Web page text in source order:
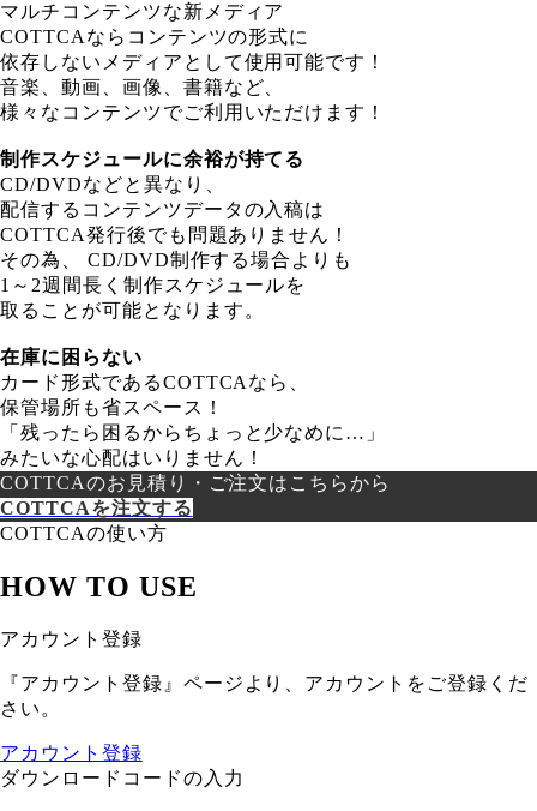
マルチコンテンツな新メディア
COTTCAならコンテンツの形式に
依存しないメディアとして使用可能です！
音楽、動画、画像、書籍など、
様々なコンテンツでご利用いただけます！
制作スケジュールに余裕が持てる
CD/DVDなどと異なり、
配信するコンテンツデータの入稿は
COTTCA発行後でも問題ありません！
その為、 CD/DVD制作する場合よりも
1～2週間長く制作スケジュールを
取ることが可能となります。
在庫に困らない
カード形式であるCOTTCAなら、
保管場所も省スペース！
「残ったら困るからちょっと少なめに…」
みたいな心配はいりません！
COTTCAのお見積り・ご注文はこちらから
COTTCAを注文する
COTTCAの使い方
HOW TO USE
アカウント登録
『アカウント登録』ページより、アカウントをご登録くだ
さい。
アカウント登録
ダウンロードコードの入力